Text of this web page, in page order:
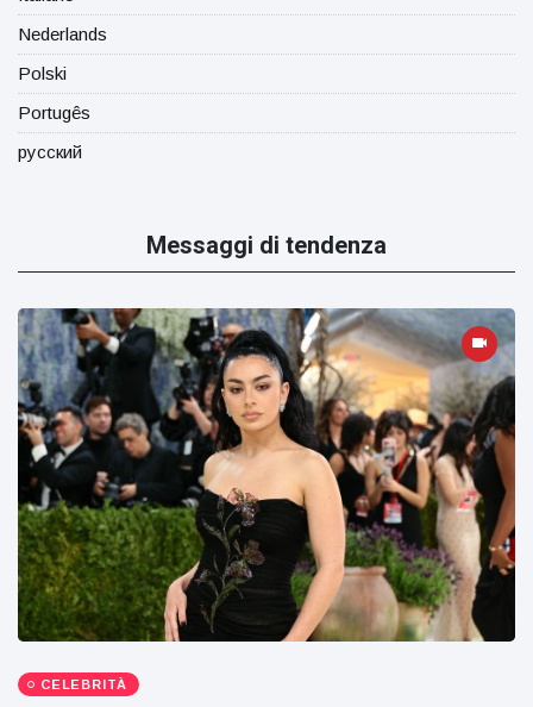
Nederlands
Polski
Portugês
русский
Messaggi di tendenza
CELEBRITÀ